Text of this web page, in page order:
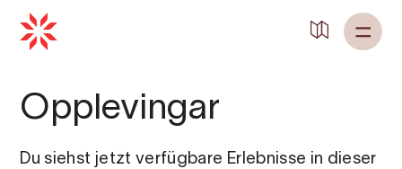
Opplevingar
Du siehst jetzt verfügbare Erlebnisse in dieser